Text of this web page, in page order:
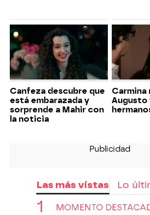
Canfeza descubre que
está embarazada y
sorprende a Mahir con
la noticia
Carmina
Augusto
Las más vistas Lo
MOMENTO